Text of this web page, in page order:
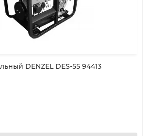
DENZEL DES-55 94413